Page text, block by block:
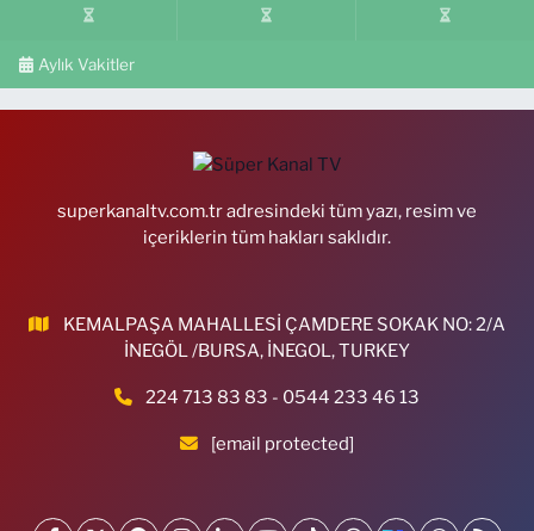
Aylık Vakitler
superkanaltv.com.tr adresindeki tüm yazı, resim ve
içeriklerin tüm hakları saklıdır.
KEMALPAŞA MAHALLESİ ÇAMDERE SOKAK NO: 2/A
İNEGÖL /BURSA, İNEGOL, TURKEY
224 713 83 83 - 0544 233 46 13
[email protected]